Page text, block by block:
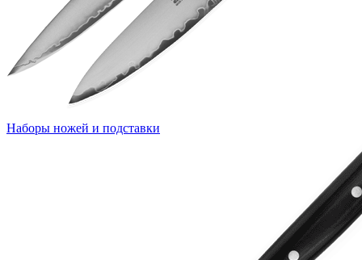
Наборы ножей и подставки